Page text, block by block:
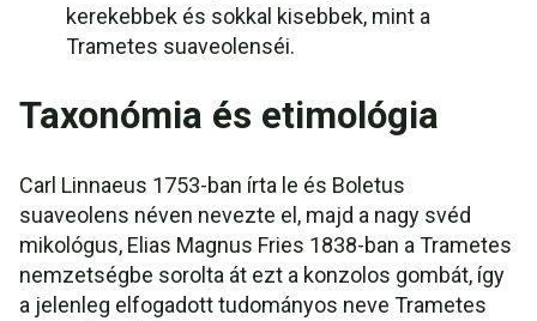
kerekebbek és sokkal kisebbek, mint a
Trametes suaveolenséi.
Taxonómia és etimológia
Carl Linnaeus 1753-ban írta le és Boletus
suaveolens néven nevezte el, majd a nagy svéd
mikológus, Elias Magnus Fries 1838-ban a Trametes
nemzetségbe sorolta át ezt a konzolos gombát, így
a jelenleg elfogadott tudományos neve Trametes